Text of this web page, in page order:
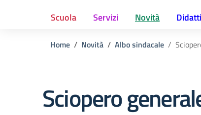
Scuola Servizi Novità
Home Novità Albo sindacale
Sciopero